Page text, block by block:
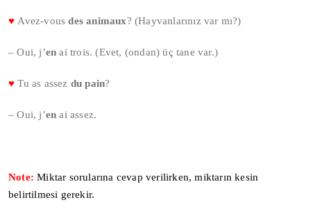
♥ Avez-vousdes animaux? (Hayvanlarınız var mı?)
– Oui, j’en ai trois. (Evet, (ondan) üç tane var.)
♥ Tu as assez du pain?
– Oui, j’en ai assez.
Note: Miktar sorularına cevap verilirken, miktarın kesin
belirtilmesi gerekir.